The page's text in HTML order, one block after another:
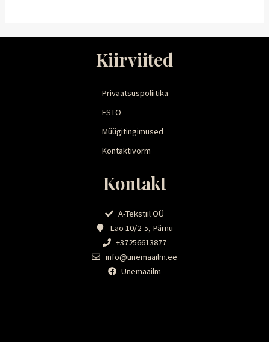
Kiirviited
Privaatsuspoliitika
ESTO
Müügitingimused
Kontaktivorm
Kontakt
A-Tekstiil OÜ
Lao 10/2-5, Pärnu
+37256613877
info@unemaailm.ee
Unemaailm